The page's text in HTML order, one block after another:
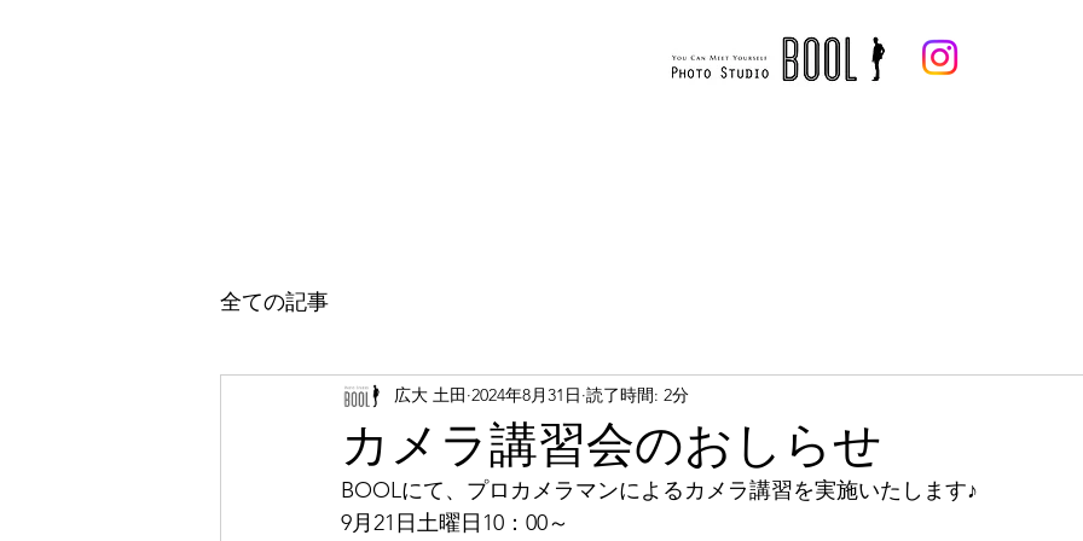
全ての記事
カメラ講習会のおしらせ
広大 土田 2024年8月31日 読了時間: 2分
BOOLにて、プロカメラマンによるカメラ講習を実施いたします♪
9月21日土曜日10：00～